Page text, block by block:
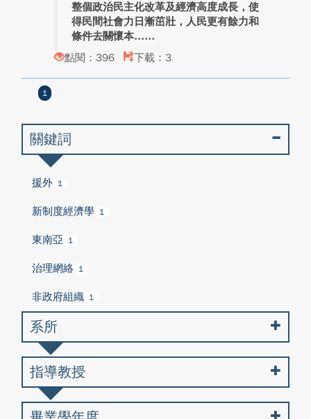
整個政治民主化改革及經濟高度成長，使
得民間社會力日漸茁壯，人民更有餘力和
條件去關懷本...
點閱：396
下載：3
1
關鍵詞
援外 1
新制度經濟學 1
東南亞 1
治理網絡 1
非政府組織 1
系所
指導教授